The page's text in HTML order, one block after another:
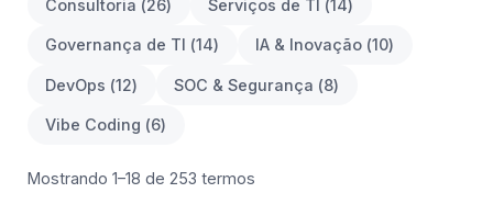
Consultoria (26) Serviços de TI (14)
Governança de TI (14) IA & Inovação (10)
DevOps (12) SOC & Segurança (8)
Vibe Coding (6)
Mostrando 1–18 de 253 termos